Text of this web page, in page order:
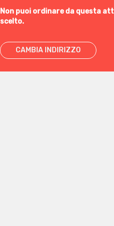
Non puoi ordinare da questa
scelto.
CAMBIA INDIRIZZO